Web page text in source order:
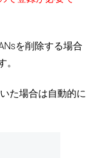
を削除する場合
た場合は自動的に